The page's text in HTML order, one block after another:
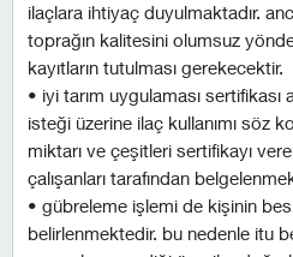
ilaçlara ihtiyaç duyulmaktadır.
toprağın kalitesini olumsuz
kayıtların tutulması gerekecektir.
• i̇yi tarım uygulaması sertifikası
isteği üzerine ilaç kullanımı söz
miktarı ve çeşitleri sertifikayı
çalışanları tarafından
• gübreleme işlemi de kişinin
belirlenmektedir. bu nedenle i̇tu